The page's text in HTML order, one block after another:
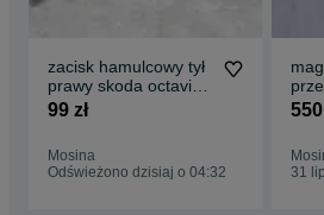
zacisk hamulcowy tył
prawy skoda octavia ii
2 1z0 38 mm 04-13
99 zł
Mosina
Odświeżono dzisiaj o 04:32
550
31